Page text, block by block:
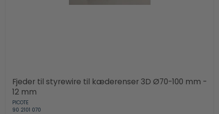
Fjeder til styrewire til kæderenser 3D Ø70-100 mm -
12 mm
PICOTE
90 2101 070